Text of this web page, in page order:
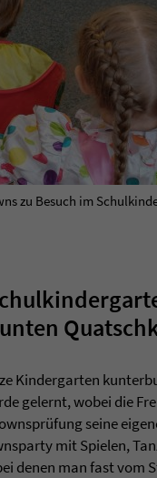
zu Besuch im
Kindergarten
gelernt, wobei die
seine
mit Spielen,
denen man fast vom